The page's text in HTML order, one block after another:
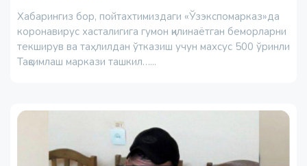
Хабарингиз бор, пойтахтимиздаги «Ўзэкспомарказ»да
коронавирус хасталигига гумон қилинаётган беморларни
текширув ва таҳлилдан ўтказиш учун махсус 500 ўринли
Тақсимлаш маркази ташкил…...